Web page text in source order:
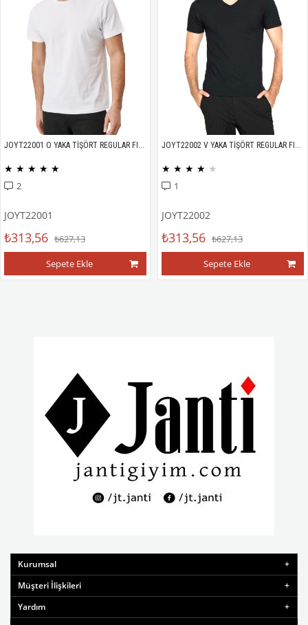
JOYT22001 O YAKA TİŞÖRT REGULAR FIT %100 PAMUK COMPACK PENYE
★ ★ ★ ★ ★
2
JOYT22001
₺313,56 ₺627,13
Sepete Ekle
JOYT22002 V YAKA TİŞÖRT REGULAR FIT %100 PAMUK COMPACK PENYE
★ ★ ★ ★ ★
1
JOYT22002
₺313,56 ₺627,13
Sepete Ekle
Kurumsal
Müşteri İlişkileri
Yardım